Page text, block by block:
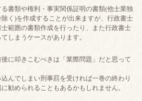
書類や権利・事実関係証明の書類(他士業独
く)を作成することが出来ますが、行政書士
範囲の書類作成を行ったり、また行政書士
しまうケースがあります。
に叩きこむべきは「業際問題」だと思って
んでしまい刑事罰を受ければ一巻の終わり
勧められることもあるかもしれません。